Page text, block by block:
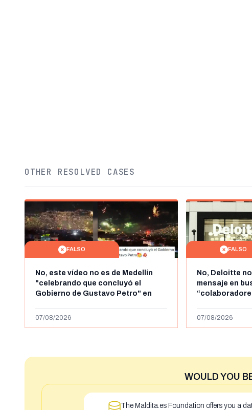
OTHER RESOLVED CASES
FALSO
No, este vídeo no es de Medellín
"celebrando que concluyó el
Gobierno de Gustavo Petro" en
de 2024
07/08/2026
FALSO
No, Deloitte
mensaje en
1.000 euros al
07/08/2026
WOULD YOU
The Maldita.es Foundation offers you a